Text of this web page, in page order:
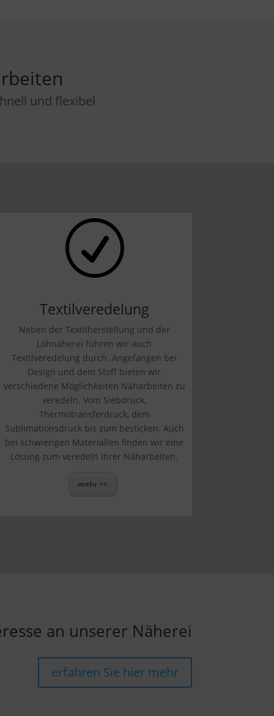
und flexibel
R
Textilveredelung
Neben der Textilherstellung und der
Lohnäherei führen wir auch
Textilveredelung durch. Angefangen bei
Design und dem Stoff bieten wir
verschiedene Möglichkeiten Näharbeiten zu
veredeln. Vom Siebdruck,
Thermotransferdruck, dem
Sublimationsdruck bis zum besticken. Auch
bei schwierigen Materialien finden wir eine
Lösung zum veredeln Ihrer Näharbeiten.
mehr >>
an unserer Näherei
erfahren Sie hier mehr